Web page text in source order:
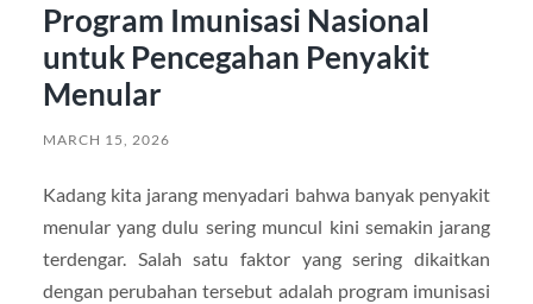
Program Imunisasi Nasional
untuk Pencegahan Penyakit
Menular
MARCH 15, 2026
Kadang kita jarang menyadari bahwa banyak penyakit
menular yang dulu sering muncul kini semakin jarang
terdengar. Salah satu faktor yang sering dikaitkan
dengan perubahan tersebut adalah program imunisasi